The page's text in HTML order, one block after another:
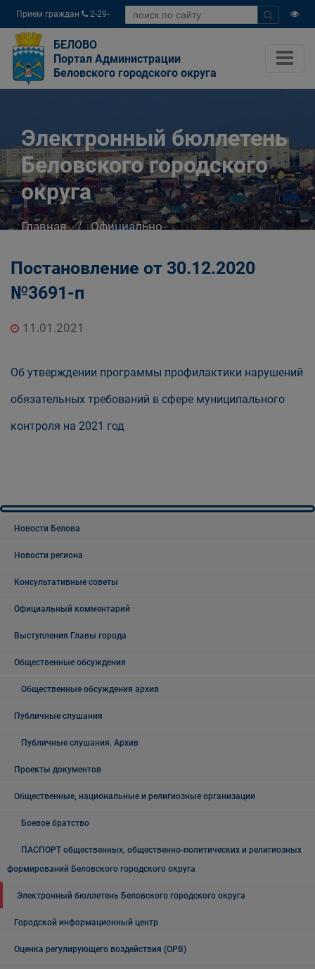
Прием граждан
2-29-
04
БЕЛОВО
Портал Администрации
Беловского городского округа
Электронный бюллетень
Беловского городского
округа
Главная
Официально
Постановление от 30.12.2020
№3691-п
11.01.2021
Об утверждении программы профилактики нарушений
обязательных требований в сфере муниципального
контроля на 2021 год
Новости Белова
Новости региона
Консультативные советы
Официальный комментарий
Выступления Главы города
Общественные обсуждения
Общественные обсуждения архив
Публичные слушания
Публичные слушания. Архив
Проекты документов
Общественные, национальные и религиозные организации
Боевое братство
ПАСПОРТ общественных, общественно-политических и религиозных
формирований Беловского городского округа
Электронный бюллетень Беловского городского округа
Городской информационный центр
Оценка регулирующего воздействия (ОРВ)